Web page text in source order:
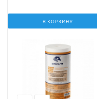
В КОРЗИНУ